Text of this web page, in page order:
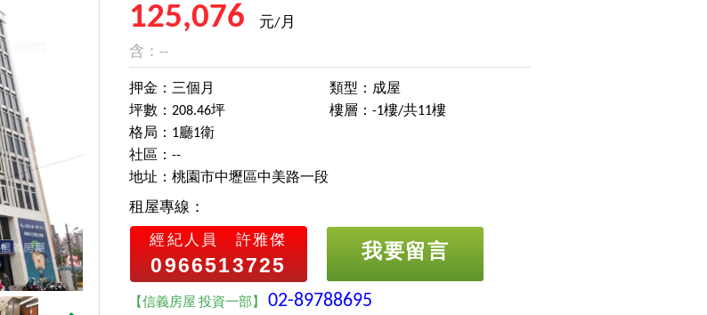
125,076
元/月
含：--
押金：三個月
坪數：208.46坪
類型：成屋
樓層：-1樓/共11樓
格局：1廳1衛
社區：--
地址：桃園市中壢區中美路一段
租屋專線：
經紀人員 許雅傑
0966513725
我要留言
【信義房屋 投資一部】02-89788695